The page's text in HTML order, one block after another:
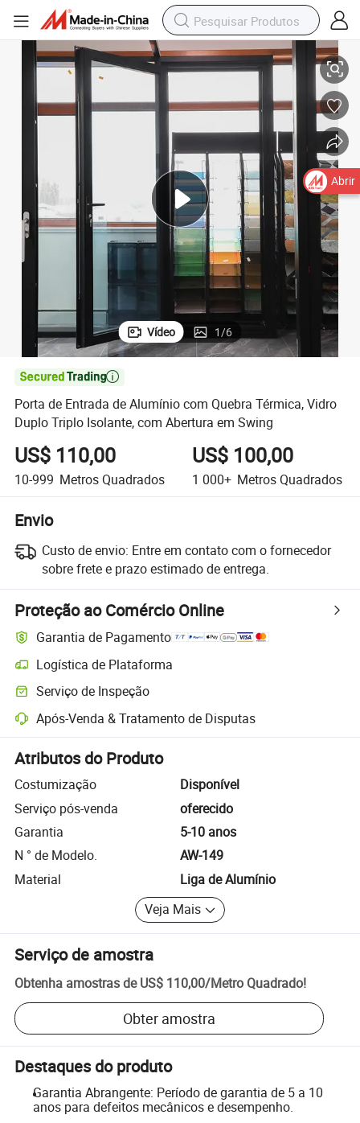
com Abertura em Swing
Porta de Entrada de Alumínio com Quebra Térmica, Vidro Duplo Triplo
Vídeo 1/6

Porta de Entrada de Alumínio com Quebra Térmica, Vidro
Duplo Triplo Isolante, com Abertura em Swing
US$ 110,00
10-999 Metros Quadrados
US$ 100,00
1 000+ Metros Quadrados
Envio
Custo de envio: Entre em contato com o fornecedor
sobre frete e prazo estimado de entrega.
Proteção ao Comércio Online
Garantia de Pagamento
Logística de Plataforma
Rastreamento de remessas mais claro com logística suportada pela
Serviço de Inspeção
Inspeção pré-envio opcional para verificação de qualidade e
Após-Venda & Tratamento de Disputas
Resolução de disputas assistida pela plataforma, incluindo
Atributos do Produto
Costumização
Disponível
Serviço pós-venda
oferecido
Garantia
5-10 anos
N ° de Modelo.
AW-149
Material
Liga de Alumínio
Veja Mais
Serviço de amostra
Obtenha amostras de US$ 110,00/Metro Quadrado!
Obter amostra
Destaques do produto
Garantia Abrangente: Período de garantia de 5 a 10
anos para defeitos mecânicos e desempenho.
Abrir